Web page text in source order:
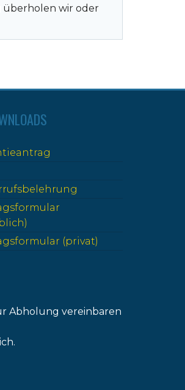
überholen wir oder
(privat)
Abholung vereinbaren